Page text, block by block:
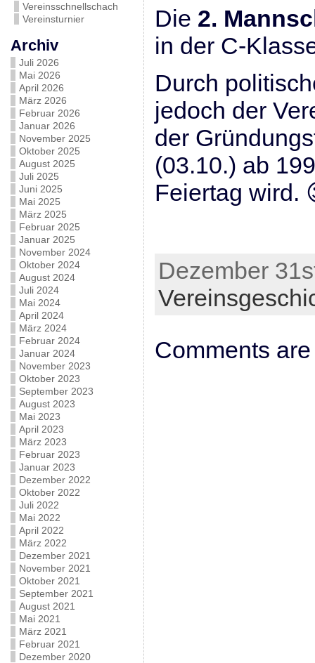
Vereinsschnellschach
Vereinsturnier
Archiv
Juli 2026
Mai 2026
April 2026
März 2026
Februar 2026
Januar 2026
November 2025
Oktober 2025
August 2025
Juli 2025
Juni 2025
Mai 2025
März 2025
Februar 2025
Januar 2025
November 2024
Oktober 2024
August 2024
Juli 2024
Mai 2024
April 2024
März 2024
Februar 2024
Januar 2024
November 2023
Oktober 2023
September 2023
August 2023
Mai 2023
April 2023
März 2023
Februar 2023
Januar 2023
Dezember 2022
Oktober 2022
Juli 2022
Mai 2022
April 2022
März 2022
Dezember 2021
November 2021
Oktober 2021
September 2021
August 2021
Mai 2021
März 2021
Februar 2021
Dezember 2020
Die 2.
in der C-
Durch
jedoch der
der
(03.10.) ab
Feiertag wird.
Dezember
Comments